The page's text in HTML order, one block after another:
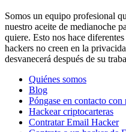
Somos un equipo profesional
nuestro aceite de medianoche
quiere. Esto nos hace
hackers no creen en la
desvanecerá después de su
Quiénes somos
Blog
Póngase en contacto con
Hackear criptocarteras
Contratar Email Hacker